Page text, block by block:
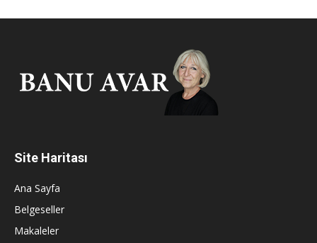
Site Haritası
Ana Sayfa
Belgeseller
Makaleler